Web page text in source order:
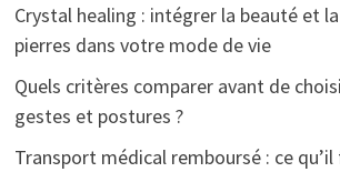
Crystal healing : intégrer la beauté et
pierres dans votre mode de vie
Quels critères comparer avant de
gestes et postures ?
Transport médical remboursé : ce